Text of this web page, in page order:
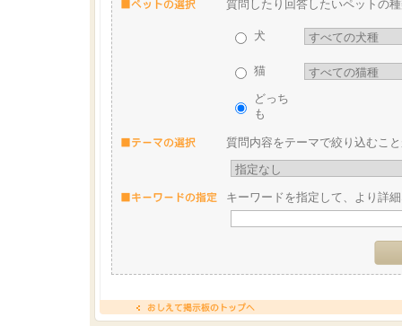
質問したり回答したいペットの
犬
猫
どっち
も
質問内容をテーマで絞り込むこ
キーワードを指定して、より詳